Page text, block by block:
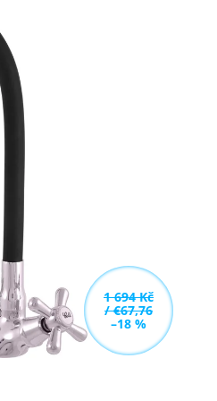
1 694 Kč
/ €67,76
–18 %